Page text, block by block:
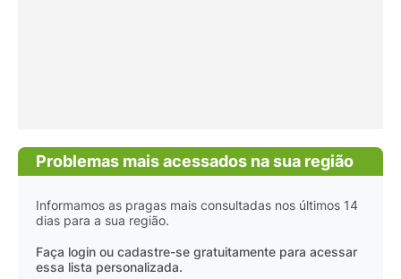
Problemas mais acessados na sua região
Informamos as pragas mais consultadas nos últimos 14
dias para a sua região.
Faça login ou cadastre-se gratuitamente para acessar
essa lista personalizada.